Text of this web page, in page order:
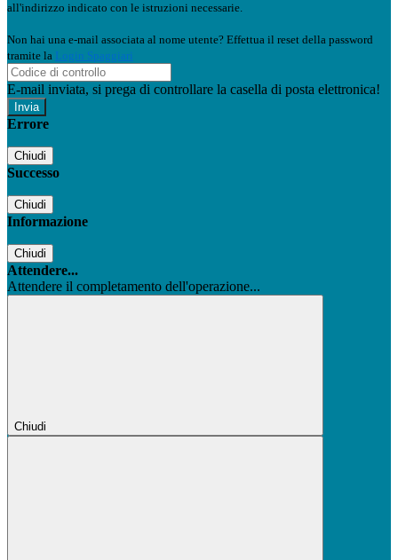
all'indirizzo indicato con le istruzioni necessarie.
Non hai una e-mail associata al nome utente? Effettua il reset della password
tramite la Login Spaggiari
E-mail inviata, si prega di controllare la casella di posta elettronica!
Errore
Chiudi
Successo
Chiudi
Informazione
Chiudi
Attendere...
Attendere il completamento dell'operazione...
Chiudi